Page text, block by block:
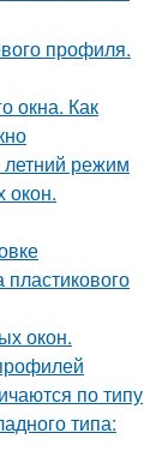
профиля.
окна. Как
режим
окон.
окон.
по типу
типа: